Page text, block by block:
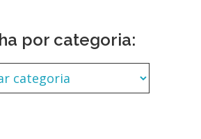
por categoria: